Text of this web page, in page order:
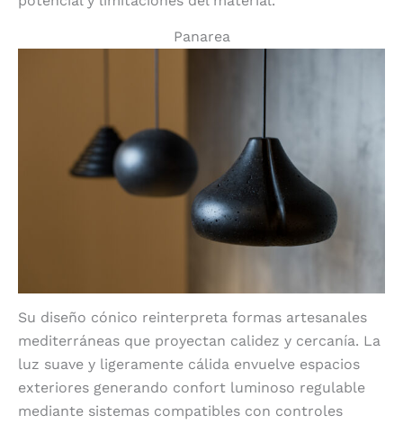
Panarea
Su diseño cónico reinterpreta formas artesanales
mediterráneas que proyectan calidez y cercanía. La
luz suave y ligeramente cálida envuelve espacios
exteriores generando confort luminoso regulable
mediante sistemas compatibles con controles